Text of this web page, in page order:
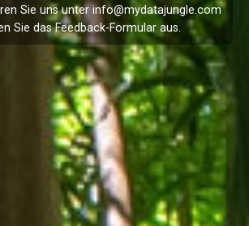
Sie uns unter info@mydatajungle.com
Sie dasFeedback-Formular aus.